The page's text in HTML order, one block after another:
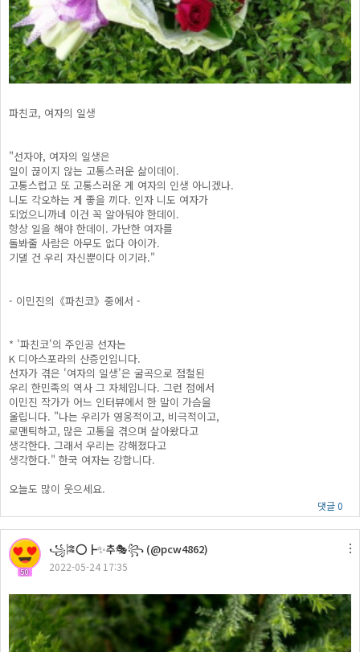
파친코, 여자의 일생
"선자야, 여자의 일생은
일이 끊이지 않는 고통스러운 삶이데이.
고통스럽고 또 고통스러운 게 여자의 인생 아니겠나.
니도 각오하는 게 좋을 끼다. 인자 니도 여자가
되었으니까네 이건 꼭 알아둬야 한데이.
항상 일을 해야 한데이. 가난한 여자를
돌봐줄 사람은 아무도 없다 아이가.
기댈 건 우리 자신뿐이다 이기라."
- 이민진의《파친코》중에서 -
* '파친코'의 주인공 선자는
K 디아스포라의 산증인입니다.
선자가 겪은 '여자의 일생'은 굴곡으로 점철된
우리 한민족의 역사 그 자체입니다. 그런 점에서
이민진 작가가 어느 인터뷰에서 한 말이 가슴을
울립니다. "나는 우리가 영웅적이고, 비극적이고,
로맨틱하고, 많은 고통을 겪으며 살아왔다고
생각한다. 그래서 우리는 강해졌다고
생각한다." 한국 여자는 강합니다.
오늘도 많이 웃으세요.
댓글 0
50
꧁🎏⭕┣✨추🎭꧂ (@pcw4862)
2022-05-24 17:35